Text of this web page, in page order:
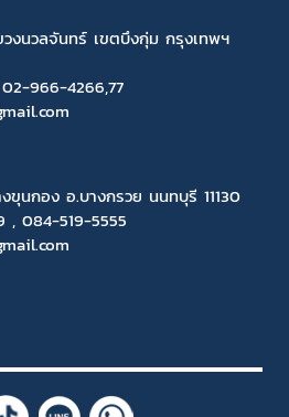
วงนวลจันทร์ เขตบึงกุ่ม กรุงเทพฯ
02-966-4266,77
นกอง อ.บางกรวย นนทบุรี 11130
, 084-519-5555